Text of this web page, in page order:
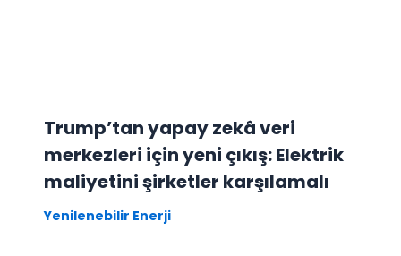
Trump’tan yapay zekâ veri
merkezleri için yeni çıkış: Elektrik
maliyetini şirketler karşılamalı
Yenilenebilir Enerji